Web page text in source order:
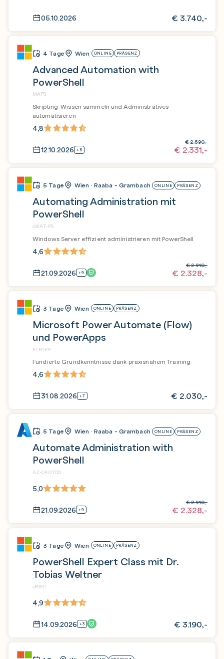
05.10.2026 € 3.740,-
4 Tage Wien ONLINE PRÄSENZ
Advanced Automation with
PowerShell
MAPS
Skripting-Wissen sammeln und Administratives
automatisieren
4,8
12.10.2026 +5 € 2.331,-
€2.590,-
5 Tage Wien · Raaba - Grambach ONLINE PRÄSENZ
Automating Administration mit
PowerShell
sWAT-PS
Windows Server effizient administrieren mit PowerShell
4,6
21.09.2026 +9 € 2.328,-
€2.910,-
3 Tage Wien ONLINE PRÄSENZ
Microsoft Power Automate (Flow)
und PowerApps
FLPAPP
Fundierte Grundkenntnisse dank praxisnahem Training
4,6
31.08.2026 +7 € 2.030,-
5 Tage Wien · Raaba - Grambach ONLINE PRÄSENZ
Automate Administration with
PowerShell
AZ-040T00
5,0
21.09.2026 +9 € 2.328,-
€2.910,-
3 Tage Wien ONLINE PRÄSENZ
PowerShell Expert Class mit Dr.
Tobias Weltner
sPSEC
4,9
14.09.2026 +3 € 3.190,-